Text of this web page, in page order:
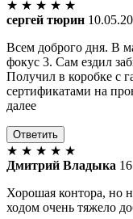
★ ★ ★ ★ ★
сергей тюрин
Всем доброго дня. В
фокус 3. Сам ездил
Получил в коробке с
сертификатами на
далее
Ответить
★ ★ ★ ★ ★
Дмитрий Владыка
Хорошая контора, но
ходом очень тяжело